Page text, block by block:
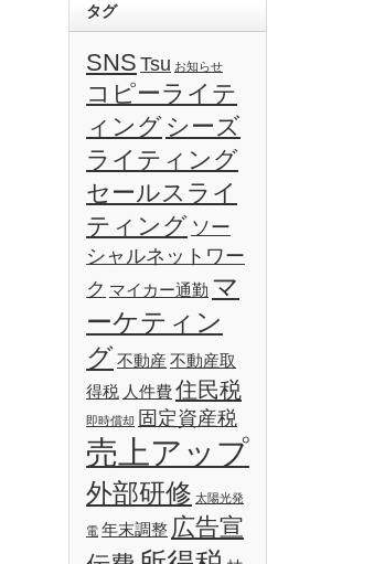
タグ
SNS Tsu お知らせ
コピーライテ
ィング シーズ
ライティング
セールスライ
ティング ソー
シャルネットワー
ク マイカー通勤 マ
ーケティン
グ不動産 不動産取
得税 人件費住民税
即時償却 固定資産税
売上アップ
外部研修 太陽光発
電 年末調整 広告宣